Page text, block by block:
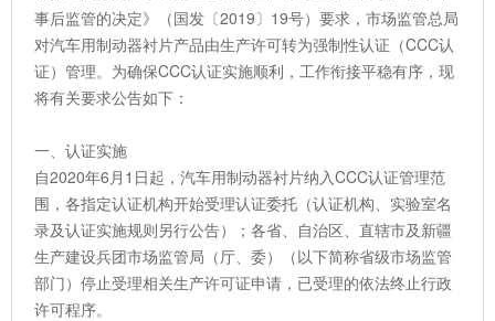
事后监管的决定》（国发〔2019〕19号）要求，市场监管总局
对汽车用制动器衬片产品由生产许可转为强制性认证（CCC认
证）管理。为确保CCC认证实施顺利，工作衔接平稳有序，现
将有关要求公告如下：
一、认证实施
自2020年6月1日起，汽车用制动器衬片纳入CCC认证管理范
围，各指定认证机构开始受理认证委托（认证机构、实验室名
录及认证实施规则另行公告）；各省、自治区、直辖市及新疆
生产建设兵团市场监管局（厅、委）（以下简称省级市场监管
部门）停止受理相关生产许可证申请，已受理的依法终止行政
许可程序。